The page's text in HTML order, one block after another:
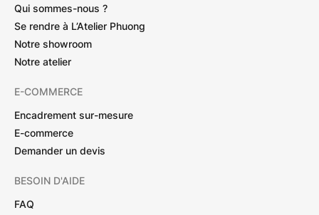
Qui sommes-nous ?
Se rendre à L’Atelier Phuong
Notre showroom
Notre atelier
E-COMMERCE
Encadrement sur-mesure
E-commerce
Demander un devis
BESOIN D'AIDE
FAQ